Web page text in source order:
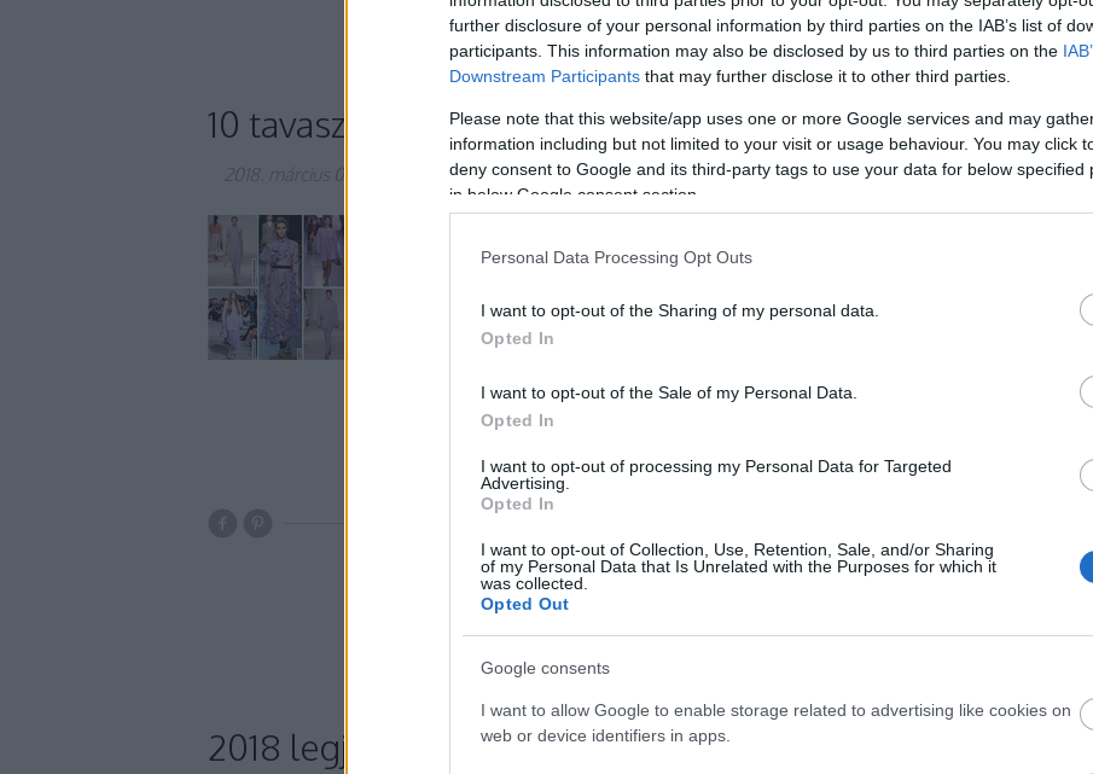
further disclosure of your personal information by third parties on the IAB’s list of
participants. This information may also be disclosed by us to third parties on the
Downstream Participants that may further disclose it to other third parties.
Please note that this website/app uses one or more Google services and may
information including but not limited to your visit or usage behaviour. You may click
deny consent to Google and its third-party tags to use your data for below specified
in below Google consent section.
Personal Data Processing Opt Outs
I want to opt-out of the Sharing of my personal data.
Opted In
I want to opt-out of the Sale of my Personal Data.
Opted In
I want to opt-out of processing my Personal Data for Targeted
Advertising.
Opted In
I want to opt-out of Collection, Use, Retention, Sale, and/or Sharing
of my Personal Data that Is Unrelated with the Purposes for which it
was collected.
Opted Out
Google consents
I want to allow Google to enable storage related to advertising like cookies on
web or device identifiers in apps.
luxusszállás grettahotel luxuszállás luxusapartman palazzo versace
10 tavaszi trend, amit mindenkin látni fogsz
2018. március 05.
őszi/téli időszakban például a zokniszárú bokacsizmák, a bársony és a
borították a boltok polcait. Tavasszal ismét részünk lehet néhány bohém
tavasz
stílus üzlet fashion divat ruha nyár bolt trend
marc jacobs
napszemüveg
dior levendula versace puma farmer melegítő frizura
stella mccartney
virágminta
2018 legjobb divatkampányai